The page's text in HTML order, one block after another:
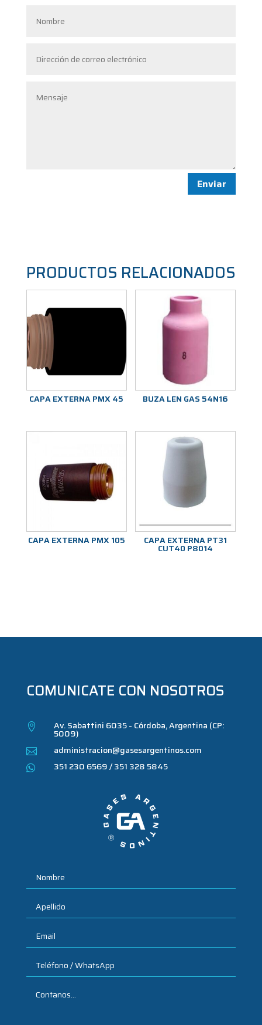
Enviar
PRODUCTOS RELACIONADOS
CAPA EXTERNA PMX 45 BUZA LEN GAS 54N16
CAPA EXTERNA PMX 105 CAPA EXTERNA PT31
CUT40 P8014
COMUNICATE CON NOSOTROS
 Av. Sabattini 6035 - Córdoba, Argentina (CP:
5009)
 administracion@gasesargentinos.com
 351 230 6569 / 351 328 5845